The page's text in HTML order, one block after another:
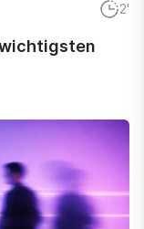
2'
wichtigsten